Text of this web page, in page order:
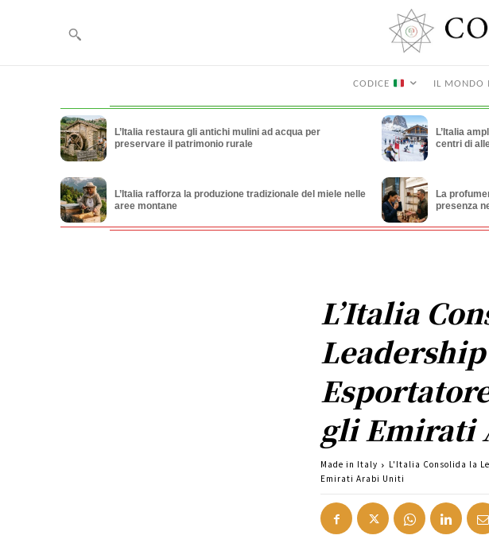
CODICE IL MONDO
L’Italia restaura gli antichi mulini ad acqua per
preservare il patrimonio rurale
L’Italia
centri di
L’Italia rafforza la produzione tradizionale del miele nelle
aree montane
La
presenza
L’Italia
gli Emirati
Made in Italy
L'Italia Consolida la
Emirati Arabi Uniti